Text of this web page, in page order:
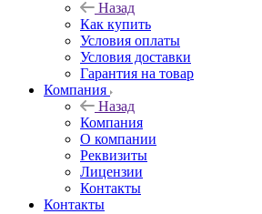
Назад
Как купить
Условия оплаты
Условия доставки
Гарантия на товар
Компания
Назад
Компания
О компании
Реквизиты
Лицензии
Контакты
Контакты